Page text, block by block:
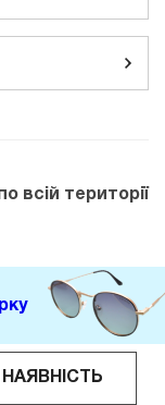
по всій території